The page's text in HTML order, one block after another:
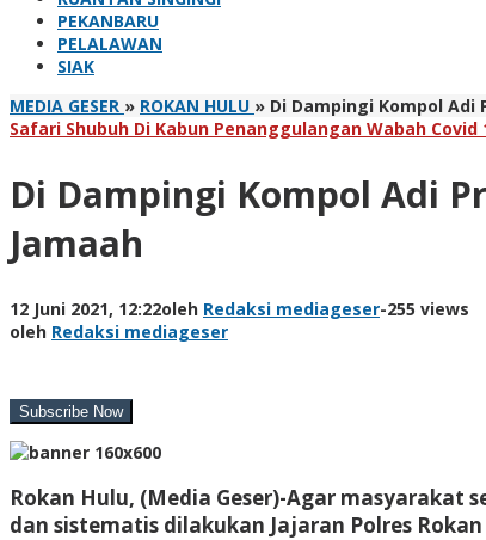
PEKANBARU
PELALAWAN
SIAK
MEDIA GESER » ROKAN HULU » Di Dampingi Kompol Adi
Safari Shubuh Di Kabun Penanggulangan Wabah Covid
Di Dampingi Kompol Adi
Jamaah
12 Juni 2021, 12:22oleh Redaksi mediageser-255 views
oleh Redaksi mediageser
Rokan Hulu, (Media Geser)-Agar masyarakat
dan sistematis dilakukan Jajaran Polres